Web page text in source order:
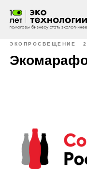
ЭКОПРОСВЕЩЕНИЕ